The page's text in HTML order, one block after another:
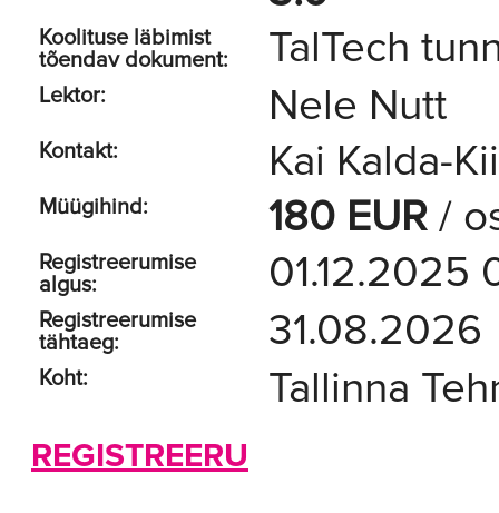
Koolituse läbimist
tõendav dokument:
TalTech
Lektor: Nele Nutt
Kontakt: Kai Kalda-
Müügihind: 180 EUR /
Registreerumise
algus:
01.12.2025
Registreerumise
tähtaeg:
31.08.2026
Koht: Tallinna
REGISTREERU